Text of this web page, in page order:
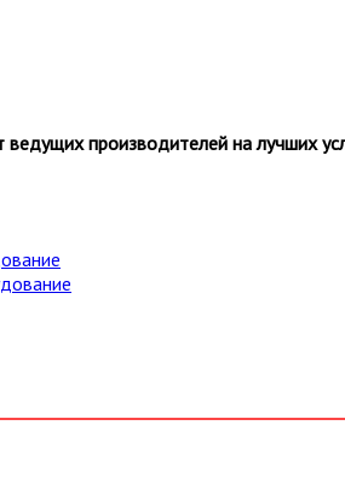
ведущих производителей на лучших